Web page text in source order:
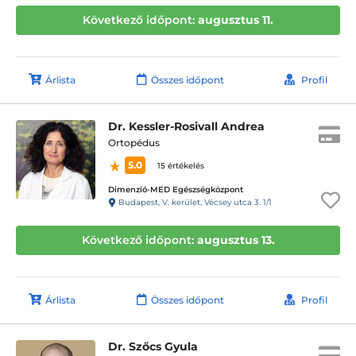
Következő időpont: augusztus 11.
Árlista Összes időpont Profil
Dr. Kessler-Rosivall Andrea
Ortopédus
5.0
15 értékelés
Dimenzió-MED Egészségközpont
Budapest, V. kerület, Vécsey utca 3. 1/1
Következő időpont: augusztus 13.
Árlista Összes időpont Profil
Dr. Szőcs Gyula